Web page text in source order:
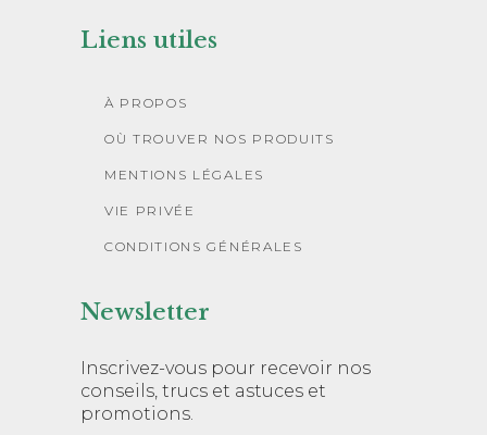
Liens utiles
À PROPOS
OÙ TROUVER NOS PRODUITS
MENTIONS LÉGALES
VIE PRIVÉE
CONDITIONS GÉNÉRALES
Newsletter
Inscrivez-vous pour recevoir nos
conseils, trucs et astuces et
promotions.